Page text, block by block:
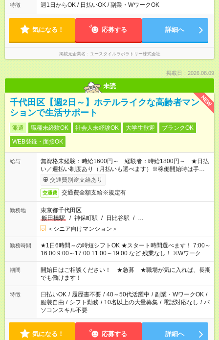
ら翌7時 ■23時から翌8時 ■24時から翌9時 など ※上記の時間
ます。 ※曜日固定（毎週同じ曜日での勤務となります）
特徴 週1日からOK / 日払いOK / 副業・WワークOK
気になる！ 応募する 詳細へ
掲載元企業名 ユースタイルラボラトリー株式会社
掲載日：2026.08.09
未読
NEW
千代田区【週2日～】ホテルライクな高齢者マン
ションで生活サポート
派遣 職種未経験OK 社会人未経験OK 大学生歓迎
ブランクOK
WEB登録・面接OK
給与
無資格未経験：時給1600円～ 経験者：時給1800円～ ★日払
い／週払い制度あり（月払いも選べます）※稼働開始時は手続き
完了次第のお支払いとなります。
交通費別途支給あり
交通費 交通費全額支給※規定有
勤務地
東京都千代田区
飯田橋駅
/ 神保町駅 / 日比谷駅 / …
＜シニア向けマンション＞
勤務時間
★1日6時間～の時短シフトOK ★スタート時間選べます！ 7:00～
16:00 9:00～17:00 11:00～19:00 など 残業なし！ ※Wワークの
場合、他のお仕事と合わせ週40時間超の就業はご案内できませ
ん ※法令に基づき、週20時間以上勤務は社会保険への加入対象
となります ※労働者派遣法（日雇い派遣の原則禁止）により、
短時間・短期間の就業はご案内が難しい場合があります
期間
開始日はご相談ください！ ★急募 ★職場が気に入れば、長期
でも働けます！
特徴 日払いOK / 履歴書不要 / 40～50代活躍中 / 副業・WワークOK /
服装自由 / シフト勤務 / 10名以上の大量募集 / 電話対応なし / パ
ソコンスキル不要
気になる！ 応募する 詳細へ